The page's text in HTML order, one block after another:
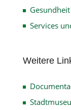
Gesundheit
Services
Weitere